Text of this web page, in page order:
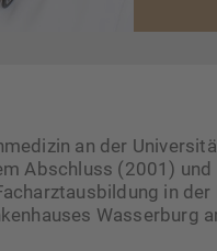
an der
Abschluss (2001) und
in der
Wasserburg